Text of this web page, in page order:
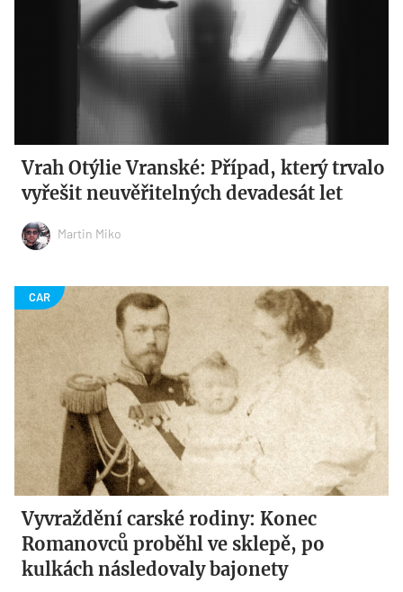
Vrah Otýlie Vranské: Případ, který trvalo
vyřešit neuvěřitelných devadesát let
Martin Miko
Vyvraždění carské rodiny: Konec
Romanovců proběhl ve sklepě, po
kulkách následovaly bajonety